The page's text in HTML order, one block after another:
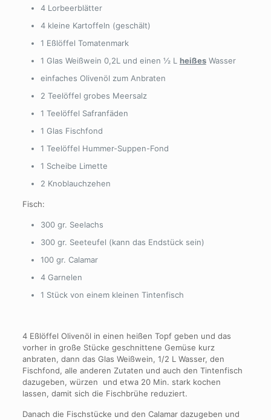
4 Lorbeerblätter
4 kleine Kartoffeln (geschält)
1 Eßlöffel Tomatenmark
1 Glas Weißwein 0,2L und einen ½ L heißesWasser
einfaches Olivenöl zum Anbraten
2 Teelöffel grobes Meersalz
1 Teelöffel Safranfäden
1 Glas Fischfond
1 Teelöffel Hummer-Suppen-Fond
1 Scheibe Limette
2 Knoblauchzehen
Fisch:
300 gr. Seelachs
300 gr. Seeteufel (kann das Endstück sein)
100 gr. Calamar
4 Garnelen
1 Stück von einem kleinen Tintenfisch
4 Eßlöffel Olivenöl in einen heißen Topf geben und das
vorher in große Stücke geschnittene Gemüse kurz
anbraten, dann das Glas Weißwein, 1/2 L Wasser, den
Fischfond, alle anderen Zutaten und auch den Tintenfisch
dazugeben, würzen und etwa 20 Min. stark kochen
lassen, damit sich die Fischbrühe reduziert.
Danach die Fischstücke und den Calamar dazugeben und